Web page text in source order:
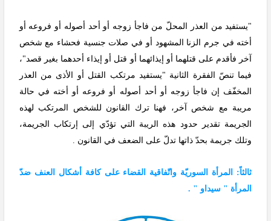
"يستفيد من العذر المحلّ من فاجأ زوجه أو أحد أصوله أو فروعه أو
أخته في جرم الزنا المشهود أو في صلات جنسية فحشاء مع شخص
آخر فأقدم على قتلهما أو إيذائهما أو قتل أو إيذاء أحدهما بغير قصد"،
فيما تنصّ الفقرة الثانية "يستفيد مرتكب القتل أو الأذى من العذر
المخفّف إن فاجأ زوجه أو أحد أصوله أو فروعه أو أخته في حالة
مريبة مع شخص آخر، فهنا ترك القانون للشخص المرتكب لهذه
الجريمة تقدير حدود هذه الريبة التي تؤدّي إلى إرتكاب الجريمة،
وتلك جريمة بحدّ ذاتها تدلّ على الضعف في القانون .
ثالثاً: المرأة السوريّة واتّفاقية القضاء على كافة أشكال العنف ضدّ
المرأة " سيداو " .